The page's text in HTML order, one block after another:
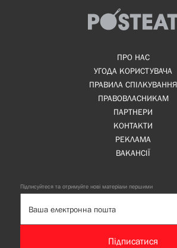
ПРО НАС
УГОДА КОРИСТУВАЧА
ПРАВИЛА СПІЛКУВАННЯ
ПРАВОВЛАСНИКАМ
ПАРТНЕРИ
КОНТАКТИ
РЕКЛАМА
ВАКАНСІЇ
Підписуйтеся та отримуйте нові матеріали першими
Підписатися